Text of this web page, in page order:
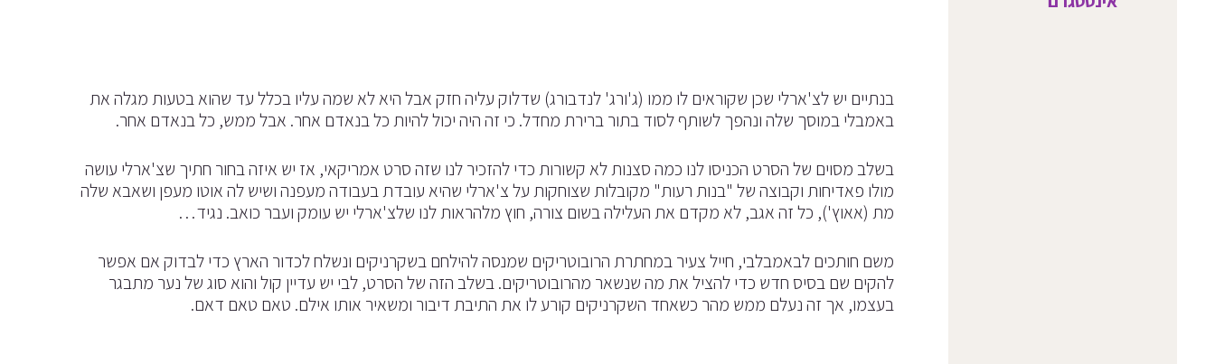
בנתיים יש לצ'ארלי שכן שקוראים לו ממו (ג'ורג' לנדבורג) שדלוק עליה חזק אבל היא לא שמה עליו בכלל עד שהוא בטעות מגלה את
באמבלי במוסך שלה ונהפך לשותף לסוד בתור ברירת מחדל. כי זה היה יכול להיות כל בנאדם אחר. אבל ממש, כל בנאדם אחר.
בשלב מסוים של הסרט הכניסו לנו כמה סצנות לא קשורות כדי להזכיר לנו שזה סרט אמריקאי, אז יש איזה בחור חתיך שצ'ארלי עושה
מולו פאדיחות וקבוצה של "בנות רעות" מקובלות שצוחקות על צ'ארלי שהיא עובדת בעבודה מעפנה ושיש לה אוטו מעפן ושאבא שלה
מת (אאוץ'), כל זה אגב, לא מקדם את העלילה בשום צורה, חוץ מלהראות לנו שלצ'ארלי יש עומק ועבר כואב. נגיד…
משם חותכים לבאמבלבי, חייל צעיר במחתרת הרובוטריקים שמנסה להילחם בשקרניקים ונשלח לכדור הארץ כדי לבדוק אם אפשר
להקים שם בסיס חדש כדי להציל את מה שנשאר מהרובוטריקים. בשלב הזה של הסרט, לבי יש עדיין קול והוא סוג של נער מתבגר
בעצמו, אך זה נעלם ממש מהר כשאחד השקרניקים קורע לו את התיבת דיבור ומשאיר אותו אילם. טאם טאם דאם.